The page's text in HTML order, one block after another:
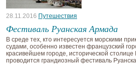
28.11.2016 Путешествия
Фестиваль Руанская Армада
В среде тех, кто интересуется морскими
судами, особенно известен французский
красивейшем городе, исторической
проводится грандиозный фестиваль